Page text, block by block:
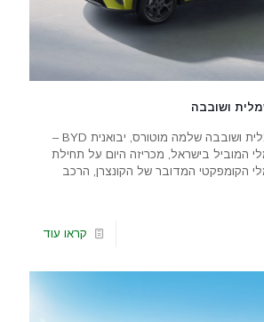
ושובבה
רכב/ עירונית חשמלית ושובבה שלמה מוטורס, יבואנית BYD –
המוביל בישראל, מכריזה היום על תחילת
הקומפקטי המדובר של הקונצרן, הרכב
קראו עוד